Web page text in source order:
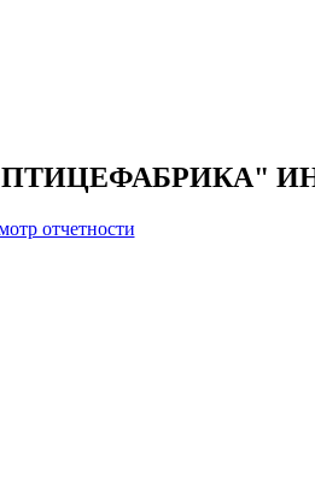
ПТИЦЕФАБРИКА"
отчетности